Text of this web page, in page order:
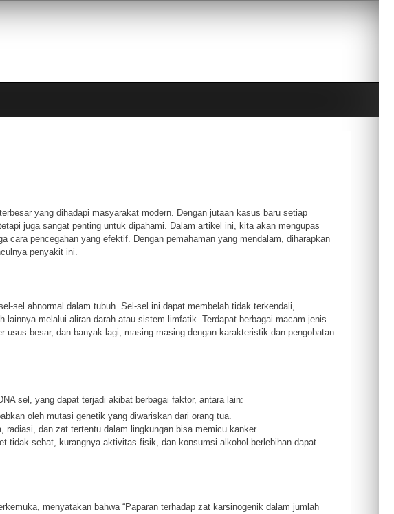
yang dihadapi masyarakat modern. Dengan jutaan kasus baru setiap
juga sangat penting untuk dipahami. Dalam artikel ini, kita akan mengupas
cara pencegahan yang efektif. Dengan pemahaman yang mendalam, diharapkan
penyakit ini.
sel abnormal dalam tubuh. Sel-sel ini dapat membelah tidak terkendali,
lainnya melalui aliran darah atau sistem limfatik. Terdapat berbagai macam jenis
usus besar, dan banyak lagi, masing-masing dengan karakteristik dan pengobatan
sel, yang dapat terjadi akibat berbagai faktor, antara lain:
oleh mutasi genetik yang diwariskan dari orang tua.
radiasi, dan zat tertentu dalam lingkungan bisa memicu kanker.
tidak sehat, kurangnya aktivitas fisik, dan konsumsi alkohol berlebihan dapat
menyatakan bahwa “Paparan terhadap zat karsinogenik dalam jumlah